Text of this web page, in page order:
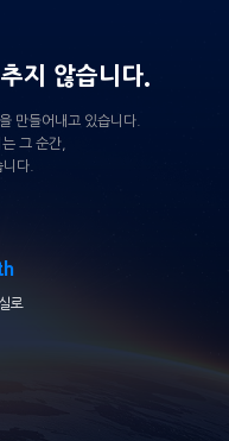
지 않습니다.
만들어내고 있습니다.
그 순간,
다.
로